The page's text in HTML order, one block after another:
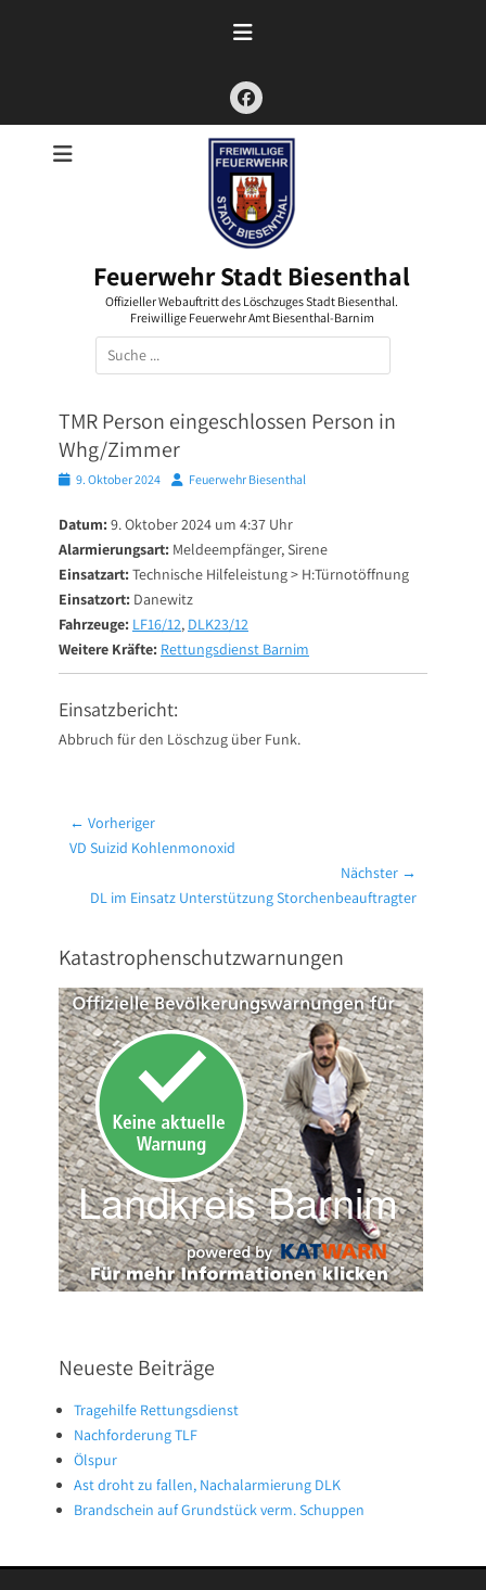
Facebook
Feuerwehr Stadt Biesenthal
Offizieller Webauftritt des Löschzuges Stadt Biesenthal.
Freiwillige Feuerwehr Amt Biesenthal-Barnim
Suchen
nach:
TMR Person eingeschlossen Person in
Whg/Zimmer
Posted9. Oktober 2024 AutorFeuerwehr Biesenthal
Datum: 9. Oktober 2024 um 4:37 Uhr
Alarmierungsart: Meldeempfänger, Sirene
Einsatzart: Technische Hilfeleistung > H:Türnotöffnung
Einsatzort: Danewitz
Fahrzeuge: LF16/12, DLK23/12
Weitere Kräfte: Rettungsdienst Barnim
Einsatzbericht:
Abbruch für den Löschzug über Funk.
Beitragsnavigation
← Vorheriger
Vorheriger
VD Suizid Kohlenmonoxid
Nächster →
Nächster
DL im Einsatz Unterstützung Storchenbeauftragter
Katastrophenschutzwarnungen
Neueste Beiträge
Tragehilfe Rettungsdienst
Nachforderung TLF
Ölspur
Ast droht zu fallen, Nachalarmierung DLK
Brandschein auf Grundstück verm. Schuppen